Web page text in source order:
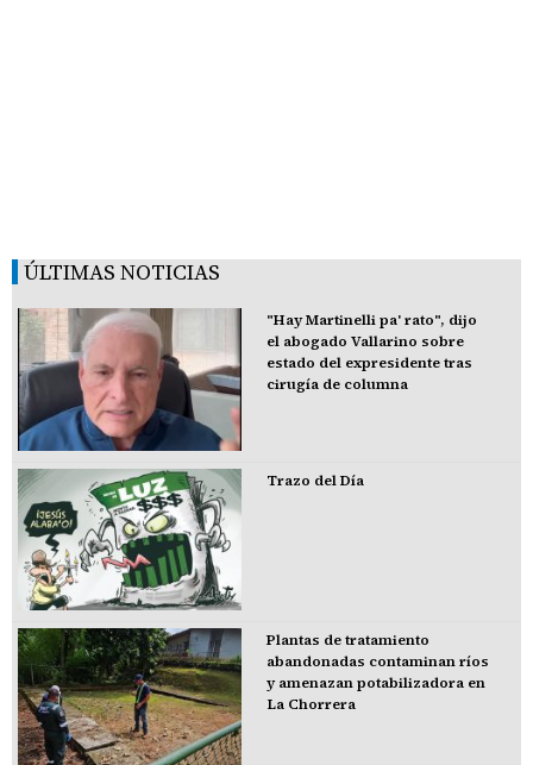
ÚLTIMAS NOTICIAS
"Hay Martinelli pa' rato", dijo
el abogado Vallarino sobre
estado del expresidente tras
cirugía de columna
Trazo del Día
Plantas de tratamiento
abandonadas contaminan ríos
y amenazan potabilizadora en
La Chorrera